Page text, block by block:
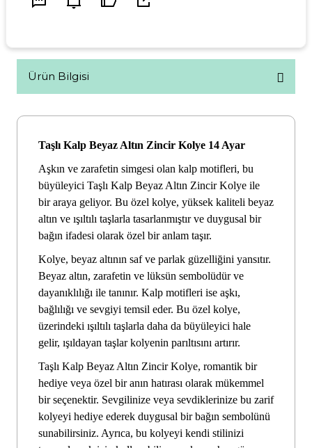
Ürün Bilgisi
Taşlı Kalp Beyaz Altın Zincir Kolye 14 Ayar
Aşkın ve zarafetin simgesi olan kalp motifleri, bu
büyüleyici Taşlı Kalp Beyaz Altın Zincir Kolye ile
bir araya geliyor. Bu özel kolye, yüksek kaliteli beyaz
altın ve ışıltılı taşlarla tasarlanmıştır ve duygusal bir
bağın ifadesi olarak özel bir anlam taşır.
Kolye, beyaz altının saf ve parlak güzelliğini yansıtır.
Beyaz altın, zarafetin ve lüksün sembolüdür ve
dayanıklılığı ile tanınır. Kalp motifleri ise aşkı,
bağlılığı ve sevgiyi temsil eder. Bu özel kolye,
üzerindeki ışıltılı taşlarla daha da büyüleyici hale
gelir, ışıldayan taşlar kolyenin parıltısını artırır.
Taşlı Kalp Beyaz Altın Zincir Kolye, romantik bir
hediye veya özel bir anın hatırası olarak mükemmel
bir seçenektir. Sevgilinize veya sevdiklerinize bu zarif
kolyeyi hediye ederek duygusal bir bağın sembolünü
sunabilirsiniz. Ayrıca, bu kolyeyi kendi stilinizi